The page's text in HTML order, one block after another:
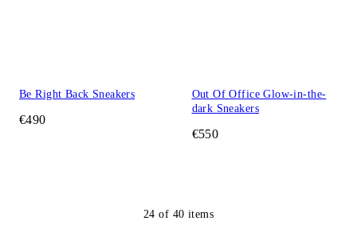
Be Right Back Sneakers
€490
Out Of Office Glow-in-the-
dark Sneakers
€550
24 of 40 items